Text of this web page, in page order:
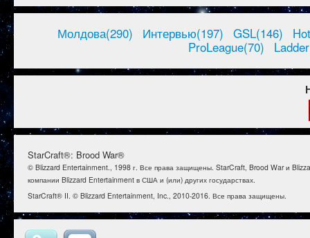
Молдова(290) Интервью(197) GSL(146)
ProLeague(70)
StarCraft®: Brood War®
© Blizzard Entertainment., 1998 г. Все права защищены. StarCraft, Brood War и
компании Blizzard Entertainment в США и (или) других государствах.
StarCraft® II. © Blizzard Entertainment, Inc., 2010-2016. Все права защищены.